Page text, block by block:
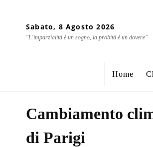
Sabato, 8 Agosto 2026
"L'imparzialità è un sogno, la probità è un dovere"
Home
Cambiamento
di Parigi